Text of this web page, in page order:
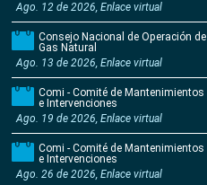
Ago. 12 de 2026, Enlace virtual
Consejo Nacional de Operación de
Gas Natural
Ago. 13 de 2026, Enlace virtual
Comi - Comité de Mantenimientos
e Intervenciones
Ago. 19 de 2026, Enlace virtual
Comi - Comité de Mantenimientos
e Intervenciones
Ago. 26 de 2026, Enlace virtual